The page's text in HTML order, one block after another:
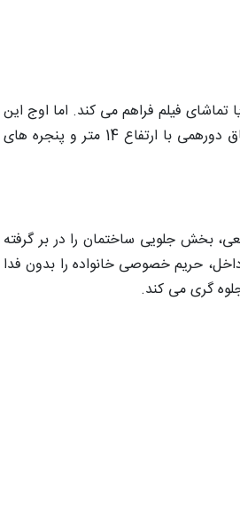
فیلم فراهم می کند. اما اوج این
سفر معماری در طبقه آخر اتفاق می افتد؛ جایی که معماران آن را «خانه تعطیلات در دل شهر» می نامند. این اتاق دورهمی با ارتفاع 14 متر و پنجره های
بخش جلویی ساختمان را در بر گرفته
حریم خصوصی خانواده را بدون فدا
گری می کند.